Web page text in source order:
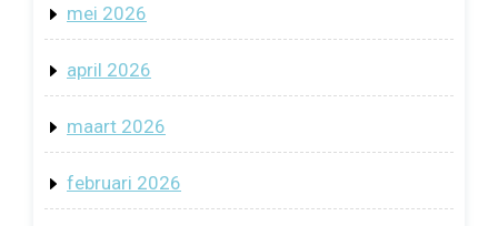
mei 2026
april 2026
maart 2026
februari 2026